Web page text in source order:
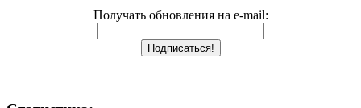
Получать обновления на e-mail: